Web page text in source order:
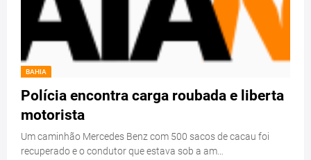
BAHIA
Polícia encontra carga roubada e liberta
motorista
Um caminhão Mercedes Benz com 500 sacos de cacau foi
recuperado e o condutor que estava sob a am…